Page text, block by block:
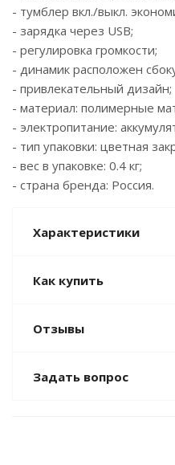
- тумблер вкл./выкл.
- зарядка через USB;
- регулировка громкости;
- динамик расположен
- привлекательный дизайн;
- материал: полимерные
- электропитание:
- тип упаковки: цветная
- вес в упаковке: 0.4 кг;
- страна бренда: Россия.
Характеристики
Как купить
Отзывы
Задать вопрос